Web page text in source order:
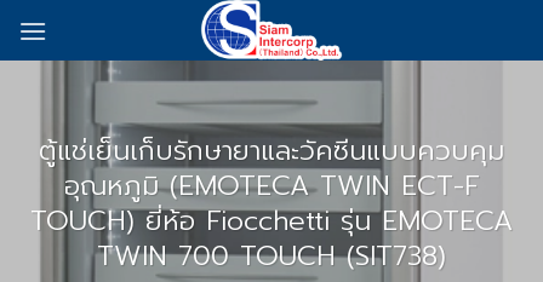
ตู้แช่เย็นเก็บรักษายาและวัคซีนแบบควบคุม
อุณหภูมิ (EMOTECA TWIN ECT-F
TOUCH) ยี่ห้อ Fiocchetti รุ่น EMOTECA
TWIN 700 TOUCH (SIT738)